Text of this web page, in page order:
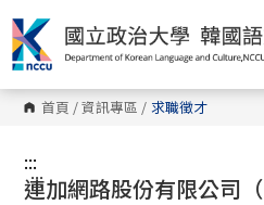
跳
到
主
要
內
容
區 首頁 /資訊專區 / 求職徵才
:::
:::
連加網路股份有限公司（